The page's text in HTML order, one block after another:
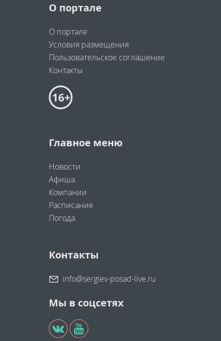
О портале
О портале
Условия размещения
Пользовательское соглашение
Контакты
Главное меню
Новости
Афиша
Компании
Расписание
Погода
Контакты
info@sergiev-posad-live.ru
Мы в соцсетях